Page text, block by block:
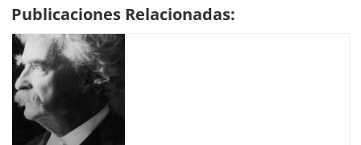
Publicaciones Relacionadas: